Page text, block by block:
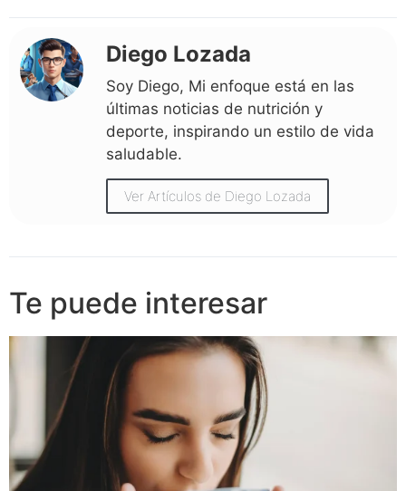
Diego Lozada
Soy Diego, Mi enfoque está en las
últimas noticias de nutrición y
deporte, inspirando un estilo de vida
saludable.
Ver Artículos de Diego Lozada
Te puede interesar